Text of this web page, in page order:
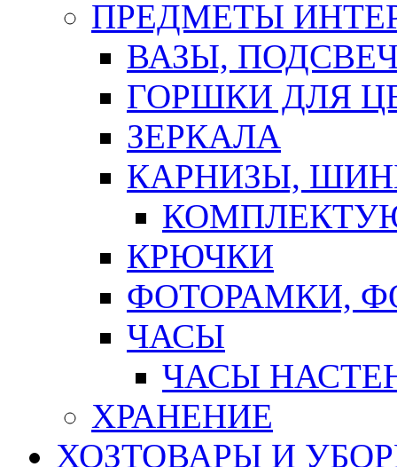
ПРЕДМЕТЫ
ВАЗЫ,
ГОРШКИ ДЛЯ
ЗЕРКАЛА
КАРНИЗЫ,
КРЮЧКИ
ФОТОРАМКИ,
ЧАСЫ
ЧАСЫ
ХРАНЕНИЕ
ХОЗТОВАРЫ И